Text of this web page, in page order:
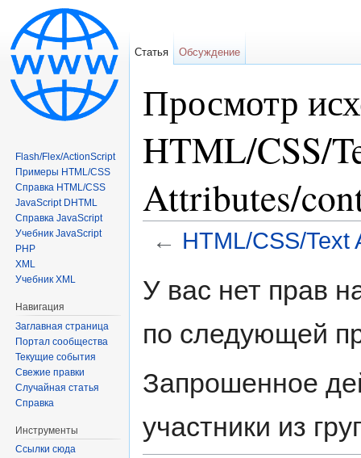
Просмотр
HTML/CSS/
Attributes/
← HTML/CSS/Text
У вас нет прав
по следующей
Запрошенное
участники из
Статья Обсуждение
Flash/Flex/ActionScript
Примеры HTML/CSS
Справка HTML/CSS
JavaScript DHTML
Справка JavaScript
Учебник JavaScript
PHP
XML
Учебник XML
Навигация
Заглавная страница
Портал сообщества
Текущие события
Свежие правки
Случайная статья
Справка
Инструменты
Ссылки сюда